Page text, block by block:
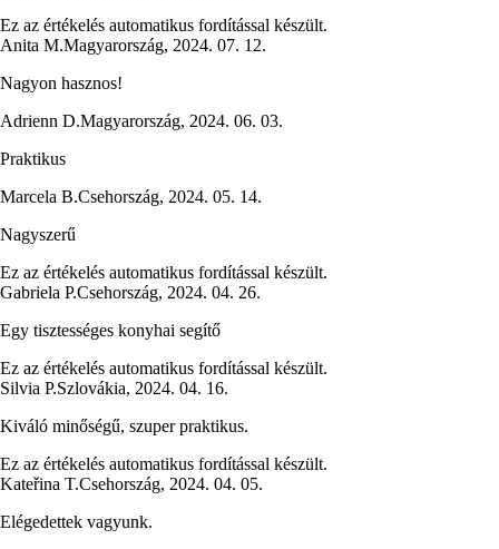
Ez az értékelés automatikus fordítással készült.
Anita M.Magyarország, 2024. 07. 12.
Nagyon hasznos!
Adrienn D.Magyarország, 2024. 06. 03.
Praktikus
Marcela B.Csehország, 2024. 05. 14.
Nagyszerű
Ez az értékelés automatikus fordítással készült.
Gabriela P.Csehország, 2024. 04. 26.
Egy tisztességes konyhai segítő
Ez az értékelés automatikus fordítással készült.
Silvia P.Szlovákia, 2024. 04. 16.
Kiváló minőségű, szuper praktikus.
Ez az értékelés automatikus fordítással készült.
Kateřina T.Csehország, 2024. 04. 05.
Elégedettek vagyunk.